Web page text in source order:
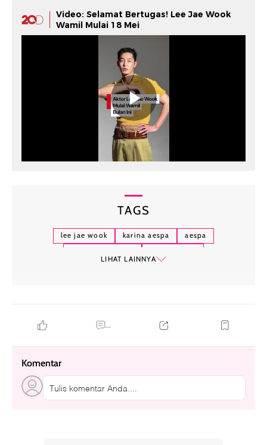
Video: Selamat Bertugas! Lee Jae Wook
Wamil Mulai 18 Mei
TAGS
lee jae wook karina aespa
aespa
LIHAT LAINNYA
...
Komentar
Tulis komentar Anda....